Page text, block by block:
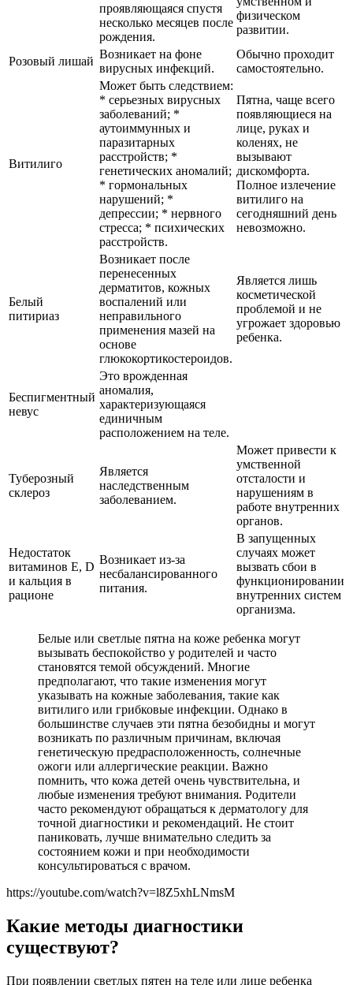
проявляющаяся спустя
несколько месяцев после
рождения.
физическом
развитии.
Розовый лишай
Возникает на фоне
вирусных инфекций.
Обычно проходит
самостоятельно.
Витилиго
Может быть следствием:
* серьезных вирусных
заболеваний; *
аутоиммунных и
паразитарных
расстройств; *
генетических аномалий;
* гормональных
нарушений; *
депрессии; * нервного
стресса; * психических
расстройств.
Пятна, чаще всего
появляющиеся на
лице, руках и
коленях, не
вызывают
дискомфорта.
Полное излечение
витилиго на
сегодняшний день
невозможно.
Белый
питириаз
Возникает после
перенесенных
дерматитов, кожных
воспалений или
неправильного
применения мазей на
основе
глюкокортикостероидов.
Является лишь
косметической
проблемой и не
угрожает здоровью
ребенка.
Беспигментный
невус
Это врожденная
аномалия,
характеризующаяся
единичным
расположением на теле.
Туберозный
склероз
Является
наследственным
заболеванием.
Может привести к
умственной
отсталости и
нарушениям в
работе внутренних
органов.
Недостаток
витаминов Е, D
и кальция в
рационе
Возникает из-за
несбалансированного
питания.
В запущенных
случаях может
вызвать сбои в
функционировании
внутренних систем
организма.
Белые или светлые пятна на коже ребенка могут
вызывать беспокойство у родителей и часто
становятся темой обсуждений. Многие
предполагают, что такие изменения могут
указывать на кожные заболевания, такие как
витилиго или грибковые инфекции. Однако в
большинстве случаев эти пятна безобидны и могут
возникать по различным причинам, включая
генетическую предрасположенность, солнечные
ожоги или аллергические реакции. Важно
помнить, что кожа детей очень чувствительна, и
любые изменения требуют внимания. Родители
часто рекомендуют обращаться к дерматологу для
точной диагностики и рекомендаций. Не стоит
паниковать, лучше внимательно следить за
состоянием кожи и при необходимости
консультироваться с врачом.
https://youtube.com/watch?v=l8Z5xhLNmsM
Какие методы диагностики
существуют?
При появлении светлых пятен на теле или лице ребенка